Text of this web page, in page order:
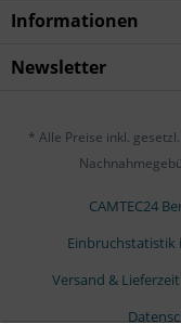
Informationen
Newsletter
* Alle Preise inkl.
CAMTEC24
Einbruchstatistik
Versand & Lieferzeit